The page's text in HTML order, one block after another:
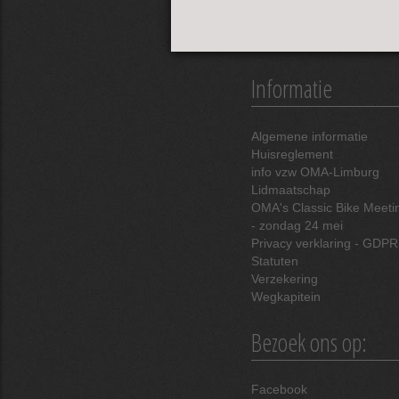
Informatie
Algemene informatie
Huisreglement
info vzw OMA-Limburg
Lidmaatschap
OMA's Classic Bike
- zondag 24 mei
Privacy verklaring - GDPR
Statuten
Verzekering
Wegkapitein
Bezoek ons op:
Facebook